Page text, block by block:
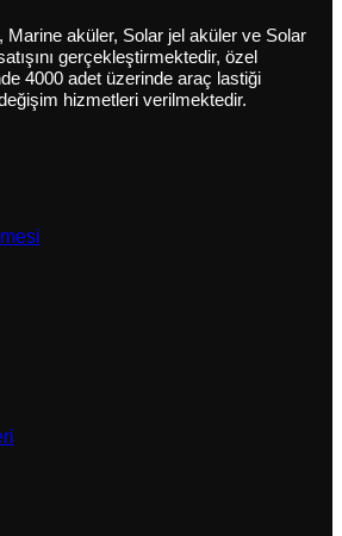
aküler, Solar jel aküler ve Solar
gerçekleştirmektedir, özel
4000 adet üzerinde araç lastiği
hizmetleri verilmektedir.